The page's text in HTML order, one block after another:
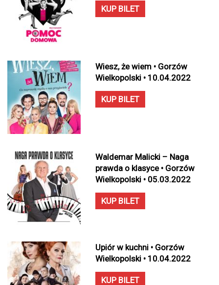
KUP BILET
Wiesz, że wiem • Gorzów
Wielkopolski • 10.04.2022
KUP BILET
Waldemar Malicki – Naga
prawda o klasyce • Gorzów
Wielkopolski • 05.03.2022
KUP BILET
Upiór w kuchni • Gorzów
Wielkopolski • 10.04.2022
KUP BILET